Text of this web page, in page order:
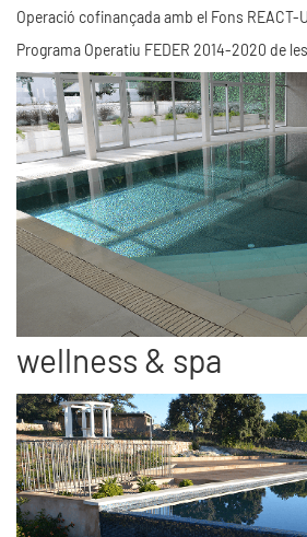
Operació cofinançada amb el Fons REACT-
Programa Operatiu FEDER 2014-2020 de
wellness & spa